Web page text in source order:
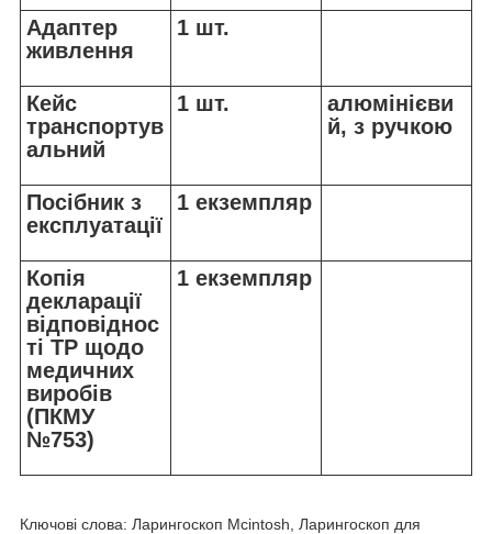
Адаптер
живлення
1 шт.
Кейс
транспортув
альний
1 шт.
алюмінієви
й, з ручкою
Посібник з
експлуатації
1 екземпляр
Копія
декларації
відповіднос
ті ТР щодо
медичних
виробів
(ПКМУ
№753)
1 екземпляр
Ключові слова: Ларингоскоп Mcintosh, Ларингоскоп для